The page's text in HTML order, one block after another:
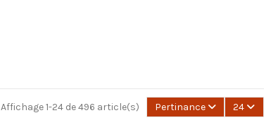
Affichage 1-24 de 496 article(s) Pertinance 24